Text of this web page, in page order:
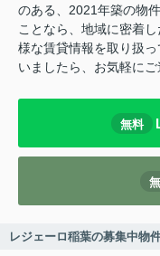
のある、2021年築の物
ことなら、地域に密着
様な賃貸情報を取り扱
いましたら、お気軽にご
無料
レジェーロ稲葉の募集中物